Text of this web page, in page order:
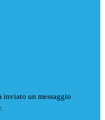
inviato un messaggio